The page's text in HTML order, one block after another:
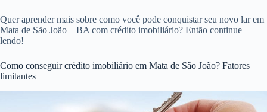
Quer aprender mais sobre como você pode conquistar seu novo lar em
Mata de São João – BA com crédito imobiliário? Então continue
lendo!
Como conseguir crédito imobiliário em Mata de São João? Fatores
limitantes